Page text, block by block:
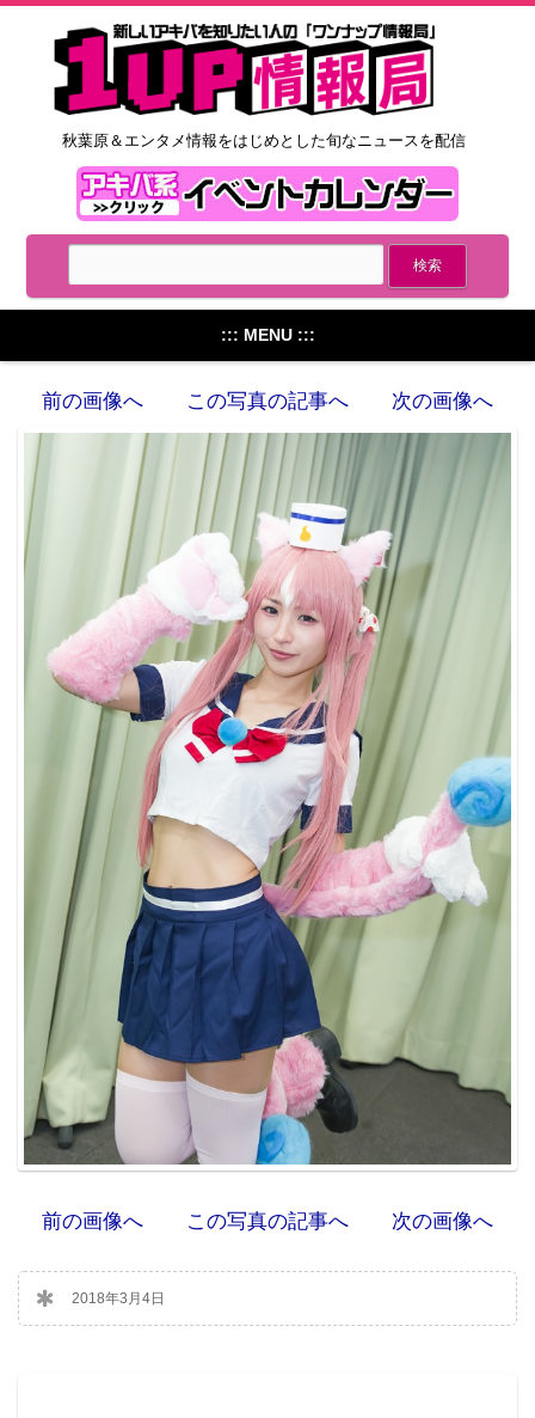
秋葉原＆エンタメ情報をはじめとした旬なニュースを配信
::: MENU :::
前の画像へ この写真の記事へ 次の画像へ
前の画像へ この写真の記事へ 次の画像へ
2018年3月4日